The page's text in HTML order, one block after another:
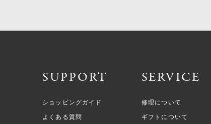
SUPPORT
ショッピングガイド
よくある質問
SERVICE
修理について
ギフトについて